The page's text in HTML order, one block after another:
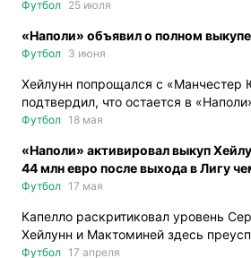
Футбол 25 июля
«Наполи» объявил о полном
Футбол 3 июня
Хейлунн попрощался с «Манчестер
подтвердил, что остается в
Футбол 18 мая
«Наполи» активировал выкуп
44 млн евро после выхода в Лигу
Футбол 17 мая
Капелло раскритиковал уровень
Хейлунн и Мактоминей здесь
Футбол 17 апреля